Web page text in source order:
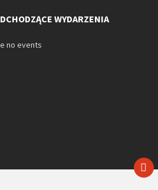
WYDARZENIA
no events